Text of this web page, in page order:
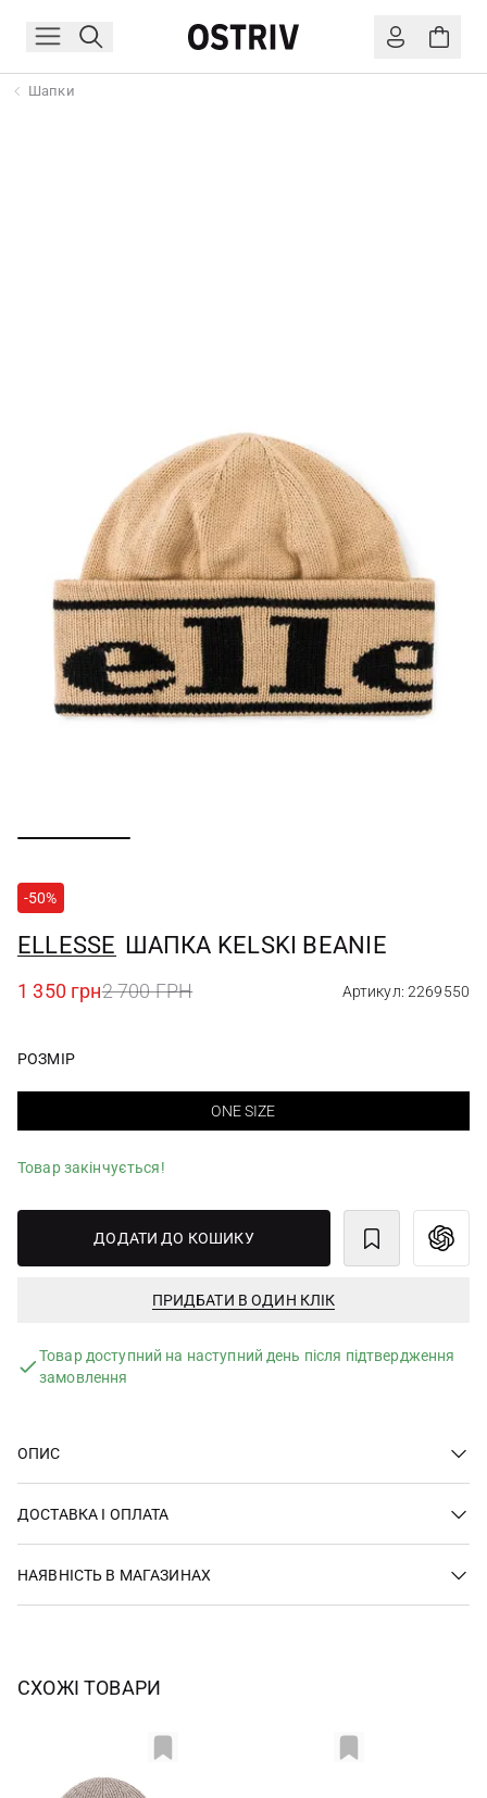
Шапки
-50%
ELLESSE ШАПКА KELSKI BEANIE
1 350 грн2 700 ГРН Артикул: 2269550
РОЗМІР
ONE SIZE
Товар закінчується!
ДОДАТИ ДО КОШИКУ
ПРИДБАТИ В ОДИН КЛІК
Товар доступний на наступний день після підтвердження
замовлення
ОПИС
ДОСТАВКА І ОПЛАТА
НАЯВНІСТЬ В МАГАЗИНАХ
СХОЖІ ТОВАРИ